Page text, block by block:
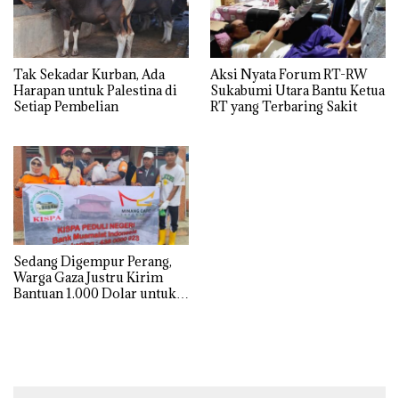
Tak Sekadar Kurban, Ada
Harapan untuk Palestina di
Setiap Pembelian
Aksi Nyata Forum RT-RW
Sukabumi Utara Bantu Ketua
RT yang Terbaring Sakit
Sedang Digempur Perang,
Warga Gaza Justru Kirim
Bantuan 1.000 Dolar untuk